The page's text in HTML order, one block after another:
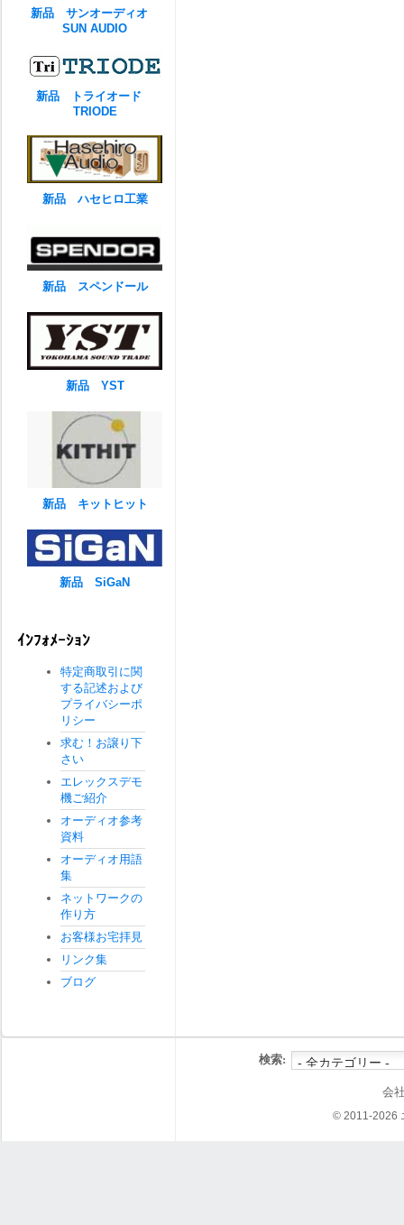
新品 サンオーディオ
SUN AUDIO
新品 トライオード
TRIODE
新品 ハセヒロ工業
新品 スペンドール
新品 YST
新品 キットヒット
新品 SiGaN
ｲﾝﾌｫﾒｰｼｮﾝ
特定商取引に関
する記述および
プライバシーポ
リシー
求む！お譲り下
さい
エレックスデモ
機ご紹介
オーディオ参考
資料
オーディオ用語
集
ネットワークの
作り方
お客様お宅拝見
リンク集
ブログ
検索:
会
© 2011-2026